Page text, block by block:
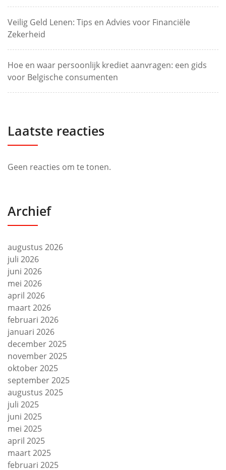
Veilig Geld Lenen: Tips en Advies voor Financiële
Zekerheid
Hoe en waar persoonlijk krediet aanvragen: een gids
voor Belgische consumenten
Laatste reacties
Geen reacties om te tonen.
Archief
augustus 2026
juli 2026
juni 2026
mei 2026
april 2026
maart 2026
februari 2026
januari 2026
december 2025
november 2025
oktober 2025
september 2025
augustus 2025
juli 2025
juni 2025
mei 2025
april 2025
maart 2025
februari 2025